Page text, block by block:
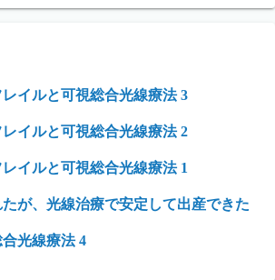
イルと可視総合光線療法 3
イルと可視総合光線療法 2
イルと可視総合光線療法 1
が、光線治療で安定して出産できた
光線療法 4